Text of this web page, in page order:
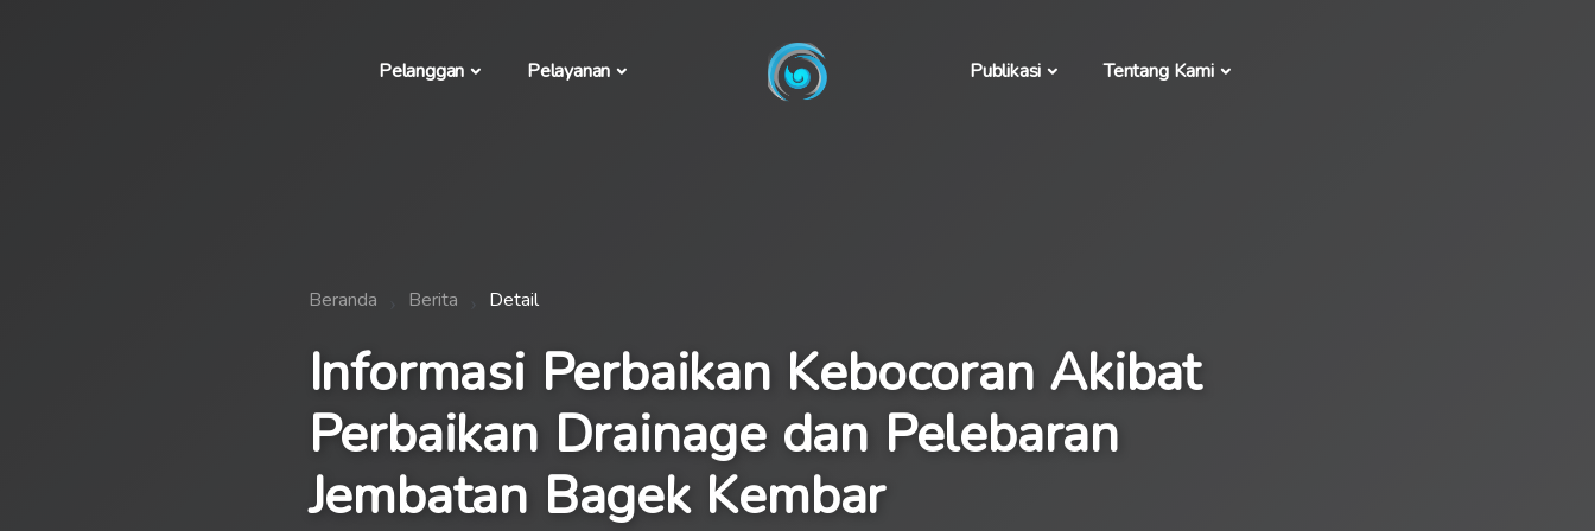
Pelanggan Pelayanan Publikasi Tentang Kami
Beranda Berita Detail
Informasi Perbaikan Kebocoran Akibat
Perbaikan Drainage dan Pelebaran
Jembatan Bagek Kembar